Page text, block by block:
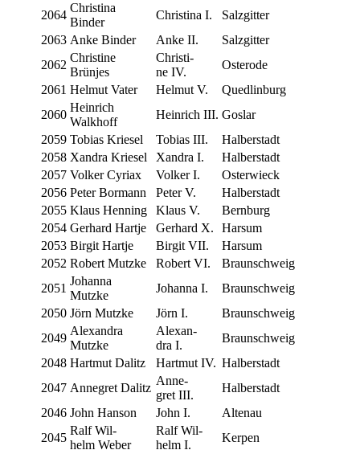
2064
Chri­sti­na
Binder
Chri­sti­na I.
Salz­git­ter
2063 Anke Binder Anke II.
Salz­git­ter
2062
Chri­sti­ne
Brünjes
Chri­sti­
ne IV.
Oste­ro­de
2061 Hel­mut Vater Hel­mut V.
Qued­lin­burg
2060
Hein­rich
Walkhoff
Hein­rich III. Goslar
2059 Tobi­as Kriesel Tobi­as III.
Hal­ber­stadt
2058 Xan­dra Kriesel Xan­dra I.
Hal­ber­stadt
2057 Vol­ker Cyriax Vol­ker I.
Osterwieck
2056 Peter Bormann Peter V.
Hal­ber­stadt
2055 Klaus Henning Klaus V.
Ber­n­burg
2054 Ger­hard Hartje Ger­hard X.
Har­sum
2053 Bir­git Hartje Bir­git VII.
Har­sum
2052 Robert Mutzke Robert VI.
Brauns­chweig
2051
Johan­na
Mutzke
Johan­na I.
Brauns­chweig
2050 Jörn Mutzke Jörn I.
Brauns­chweig
2049
Ale­xan­dra
Mutzke
Ale­xan­
dra I.
Brauns­chweig
2048 Hart­mut Dalitz Hart­mut IV. Hal­ber­stadt
2047 Anne­gret Dalitz
Anne­
gret III.
Hal­ber­stadt
2046 John Hanson John I.
Alte­nau
2045
Ralf Wil­
helm Weber
Ralf Wil­
helm I.
Ker­pen